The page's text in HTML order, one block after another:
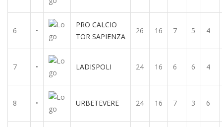
6 •
PRO CALCIO
TOR SAPIENZA
26 16 7 5 4
7 • LADISPOLI 24 16 6 6 4
8 • URBETEVERE 24 16 7 3 6